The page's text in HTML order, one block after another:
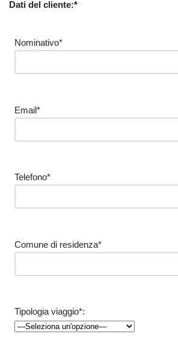
Dati del cliente:*
Nominativo*
Email*
Telefono*
Comune di residenza*
Tipologia viaggio*: